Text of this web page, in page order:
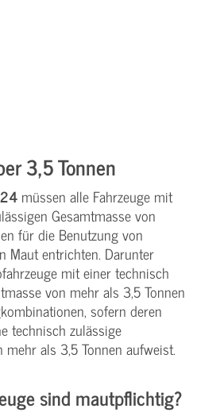
3,5 Tonnen
müssen alle Fahrzeuge mit
Gesamtmasse von
für die Benutzung von
Maut entrichten. Darunter
mit einer technisch
von mehr als 3,5 Tonnen
sofern deren
technisch zulässige
mehr als 3,5 Tonnen aufweist.
sind mautpflichtig?